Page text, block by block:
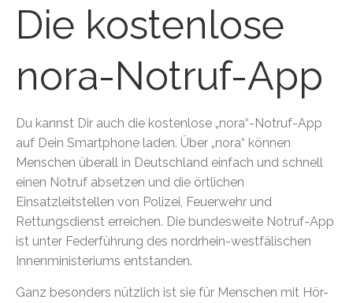
Die kostenlose
nora-Notruf-App
Du kannst Dir auch die kostenlose „nora“-Notruf-App
auf Dein Smartphone laden. Über „nora“ können
Menschen überall in Deutschland einfach und schnell
einen Notruf absetzen und die örtlichen
Einsatzleitstellen von Polizei, Feuerwehr und
Rettungsdienst erreichen. Die bundesweite Notruf-App
ist unter Federführung des nordrhein-westfälischen
Innenministeriums entstanden.
Ganz besonders nützlich ist sie für Menschen mit Hör-